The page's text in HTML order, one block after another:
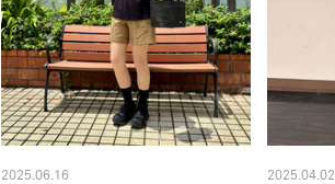
2025.06.16 2025.04.02